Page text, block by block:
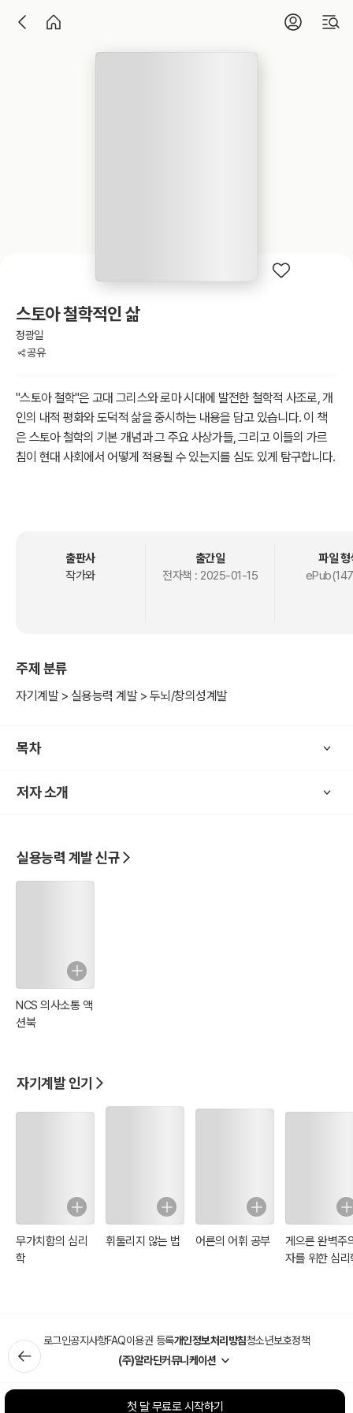
스토아 철학적인 삶
정광일
공유
"스토아 철학"은 고대 그리스와 로마 시대에 발전한 철학적 사조로, 개
인의 내적 평화와 도덕적 삶을 중시하는 내용을 담고 있습니다. 이 책
은 스토아 철학의 기본 개념과 그 주요 사상가들, 그리고 이들의 가르
침이 현대 사회에서 어떻게 적용될 수 있는지를 심도 있게 탐구합니다.
들 철학자들은 각기 다른 시대와 배경 속에서 인간 존재의 의미와 삶의
목적을 탐구하며, 그 과정에서 얻은 통찰을 통해 독자에게 깊은 감동과
성, 그리고 외부 환경에 대한 무관심과 같은 스토아 철학의 주요 개념
들을 자세히 소개합니다. 이러한 개념들은 단순한 이론이 아닌, 실생활
특히, 저자는 현대인의 삶 속에서 스토아 철학이 어떻게 유용하게 쓰일
고 인간관계에서의 균형 잡기 등의 주제를 통해 독자들은 스토아 철학
출판사
작가와
출간일
전자책 : 2025-01-15
파일 형
주제 분류
자기계발 > 실용능력 계발 > 두뇌/창의성계발
목차
저자 소개
실용능력 계발 신규
NCS 의사소통 액
션북
자기계발 인기
무가치함의 심리
학
휘둘리지 않는 법 어른의 어휘 공부
게으른 완벽주
자를 위한 심리
로그인공지사항FAQ이용권 등록개인정보처리방침청소년보호정책
(주)알라딘커뮤니케이션
첫 달 무료로 시작하기